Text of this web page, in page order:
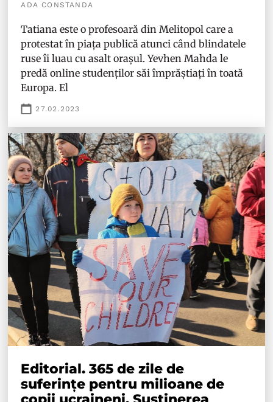
ADA CONSTANDA
Tatiana este o profesoară din Melitopol care a
protestat în piața publică atunci când blindatele
ruse îi luau cu asalt orașul. Yevhen Mahda le
predă online studenților săi împrăștiați în toată
Europa. El
27.02.2023
Editorial. 365 de zile de
suferințe pentru milioane de